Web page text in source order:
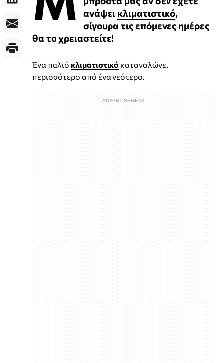
ανάψει κλιματιστικό,
σίγουρα τις επόμενες ημέρες
θα το χρειαστείτε!
Ένα παλιό κλιματιστικό καταναλώνει
περισσότερο από ένα νεότερο.